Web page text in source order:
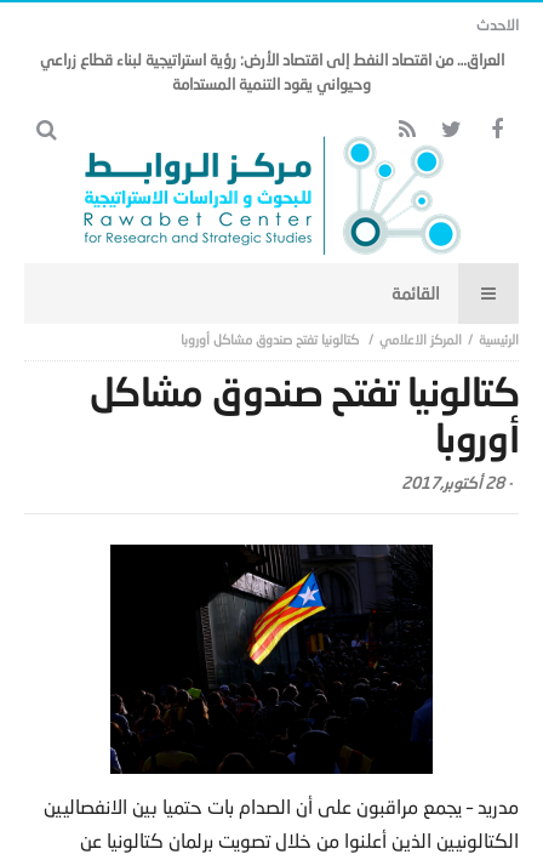
الاحدث
العراق… من اقتصاد النفط إلى اقتصاد الأرض: رؤية استراتيجية لبناء قطاع زراعي
وحيواني يقود التنمية المستدامة
المركز الاعلامي كتالونيا تفتح صندوق مشاكل أوروبا
كتالونيا تفتح صندوق مشاكل
أوروبا
-28 أكتوبر,2017
مدريد – يجمع مراقبون على أن الصدام بات حتميا بين الانفصاليين
الكتالونيين الذين أعلنوا من خلال تصويت برلمان كتالونيا عن